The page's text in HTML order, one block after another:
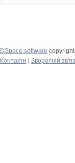
DSpace software
Контакти
Зворотній